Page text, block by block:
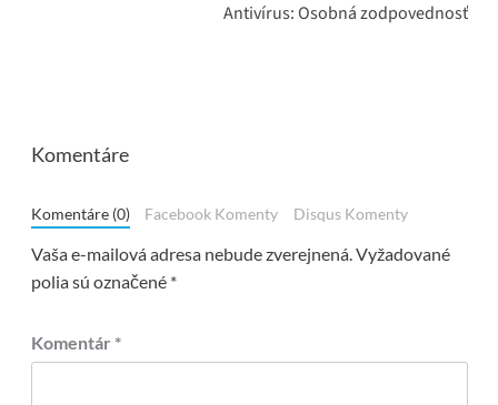
Antivírus: Osobná zodpovednosť
Komentáre
Komentáre (0) Facebook Komenty Disqus Komenty
Vaša e-mailová adresa nebude zverejnená.Vyžadované
polia sú označené *
Komentár *